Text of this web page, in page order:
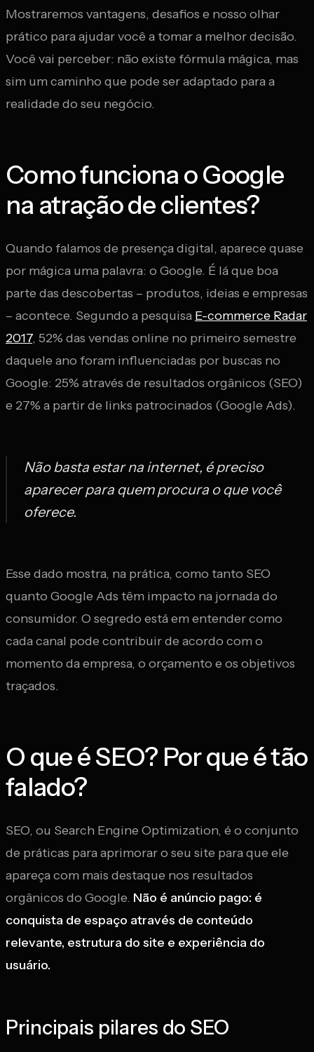
Mostraremos vantagens, desafios e nosso olhar
prático para ajudar você a tomar a melhor decisão.
Você vai perceber: não existe fórmula mágica, mas
sim um caminho que pode ser adaptado para a
realidade do seu negócio.
Como funciona o Google
na atração de clientes?
Quando falamos de presença digital, aparece quase
por mágica uma palavra: o Google. É lá que boa
parte das descobertas – produtos, ideias e empresas
– acontece. Segundo a pesquisa E-commerce Radar
2017, 52% das vendas online no primeiro semestre
daquele ano foram influenciadas por buscas no
Google: 25% através de resultados orgânicos (SEO)
e 27% a partir de links patrocinados (Google Ads).
Não basta estar na internet, é preciso
aparecer para quem procura o que você
oferece.
Esse dado mostra, na prática, como tanto SEO
quanto Google Ads têm impacto na jornada do
consumidor. O segredo está em entender como
cada canal pode contribuir de acordo com o
momento da empresa, o orçamento e os objetivos
traçados.
O que é SEO? Por que é tão
falado?
SEO, ou Search Engine Optimization, é o conjunto
de práticas para aprimorar o seu site para que ele
apareça com mais destaque nos resultados
orgânicos do Google. Não é anúncio pago: é
conquista de espaço através de conteúdo
relevante, estrutura do site e experiência do
usuário.
Principais pilares do SEO